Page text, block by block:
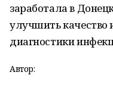
заработала в
улучшить качество
диагностики
Автор: